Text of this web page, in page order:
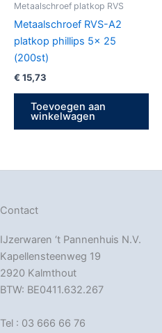
Metaalschroef platkop RVS
Metaalschroef RVS-A2
platkop phillips 5x 25
(200st)
€ 15,73
Toevoegen aan
winkelwagen
Contact
IJzerwaren ‘t Pannenhuis N.V.
Kapellensteenweg 19
2920 Kalmthout
BTW: BE0411.632.267
Tel : 03 666 66 76